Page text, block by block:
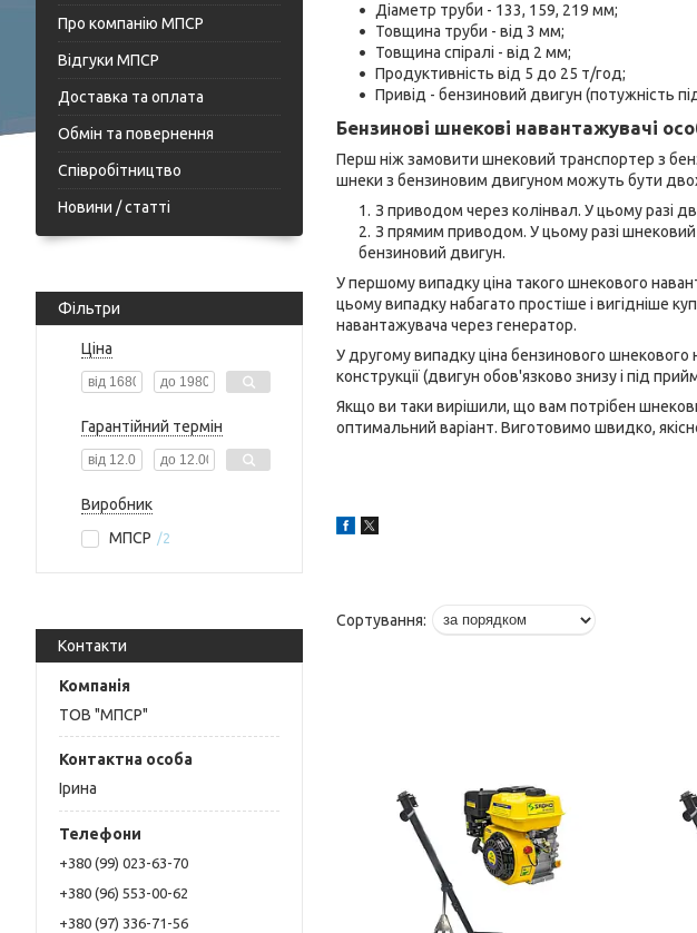
Про компанію МПСР
Відгуки МПСР
Доставка та оплата
Обмін та повернення
Співробітництво
Новини / статті
Фільтри
Ціна
Гарантійний термін
Виробник
МПСР
2
Контакти
ТОВ "МПСР"
Ірина
+380 (99) 023-63-70
+380 (96) 553-00-62
+380 (97) 336-71-56
Діаметр труби - 133, 159, 219 мм;
Товщина труби - від 3 мм;
Товщина спіралі - від 2 мм;
Продуктивність від 5 до 25 т/год;
Привід - бензиновий двигун (потужність
Бензинові шнекові навантажувачі
Перш ніж замовити шнековий транспортер з
шнеки з бензиновим двигуном можуть бути
З приводом через колінвал. У цьому разі
З прямим приводом. У цьому разі
бензиновий двигун.
У першому випадку ціна такого шнекового
цьому випадку набагато простіше і вигідніше
навантажувача через генератор.
У другому випадку ціна бензинового
конструкції (двигун обов'язково знизу і під
Якщо ви таки вирішили, що вам потрібен
оптимальний варіант. Виготовимо швидко,